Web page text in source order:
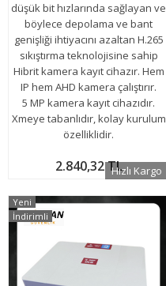
düşük bit hızlarında sağlayan ve
böylece depolama ve bant
genişliği ihtiyacını azaltan H.265
sıkıştırma teknolojisine sahip
Hibrit kamera kayıt cihazır. Hem
IP hem AHD kamera çalıştırır.
5 MP kamera kayıt cihazıdır.
Xmeye tabanlıdır, kolay kurulum
özelliklidir.
2.840,32 TLHızlı Kargo
Yeni
İndirimli